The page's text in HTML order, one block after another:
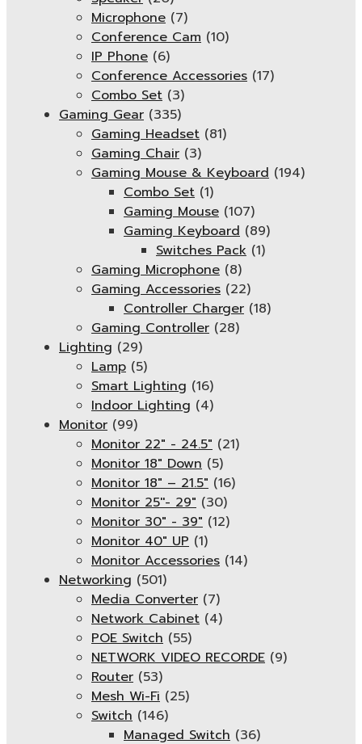
Microphone (7)
Conference Cam (10)
IP Phone (6)
Conference Accessories (17)
Combo Set (3)
Gaming Gear (335)
Gaming Headset (81)
Gaming Chair (3)
Gaming Mouse & Keyboard (194)
Combo Set (1)
Gaming Mouse (107)
Gaming Keyboard (89)
Switches Pack (1)
Gaming Microphone (8)
Gaming Accessories (22)
Controller Charger (18)
Gaming Controller (28)
Lighting (29)
Lamp (5)
Smart Lighting (16)
Indoor Lighting (4)
Monitor (99)
Monitor 22" - 24.5" (21)
Monitor 18" Down (5)
Monitor 18″ – 21.5″ (16)
Monitor 25''- 29" (30)
Monitor 30" - 39" (12)
Monitor 40" UP (1)
Monitor Accessories (14)
Networking (501)
Media Converter (7)
Network Cabinet (4)
POE Switch (55)
NETWORK VIDEO RECORDE (9)
Router (53)
Mesh Wi-Fi (25)
Switch (146)
Managed Switch (36)